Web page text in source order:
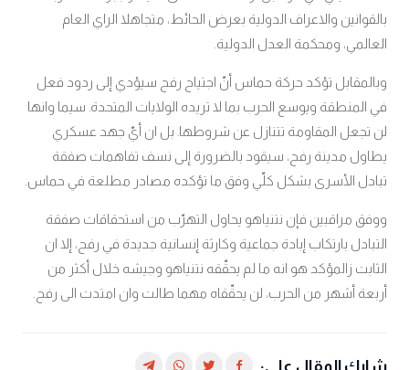
بالقوانين والاعراف الدولية بعرض الحائط، متجاهلا الراي العام
العالمي، ومحكمة العدل الدولية.
وبالمقابل تؤكد حركة حماس أنّ اجتياح رفح سيؤدي إلى ردود فعل
في المنطقة ويوسع الحرب بما لا تريده الولايات المتحدة سيما وانها
لن تجعل المقاومة تتنازل عن شروطها بل ان أيّ جهد عسكري
يطاول مدينة رفح، سيقود بالضرورة إلى نسف تفاهمات صفقة
تبادل الأسرى بشكل كلّي وفق ما تؤكده مصادر مطلعة في حماس.
ووفق مراقبين فإن نتنياهو يحاول التهرّب من استحقاقات صفقة
التبادل بارتكاب إبادة جماعية وكارثة إنسانية جديدة في رفح، إلا ان
الثابت زالمؤكد هو انه ما لم يحقّقه نتنياهو وجيشه خلال أكثر من
أربعة أشهر من الحرب، لن يحقّقاه مهما طالت وان امتدت الى رفح.
شارك المقال على: